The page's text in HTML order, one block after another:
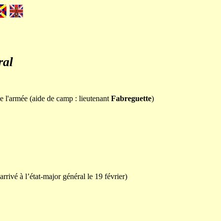
l'armée (aide de camp : lieutenant Fabreguette)
à l’état-major général le 19 février)